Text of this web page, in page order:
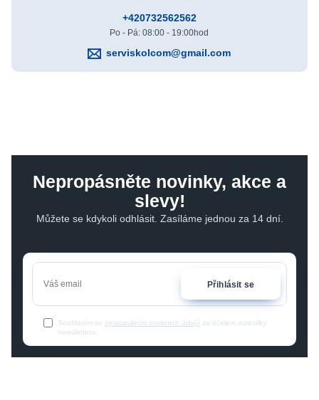
+420732562562
Po - Pá: 08:00 - 19:00hod
serviskolcom@gmail.com
Nepropásněte novinky, akce a
slevy!
Můžete se kdykoli odhlásit. Zasíláme jednou za 14 dní.
Přihlásit se
Souhlasím se zpracováním osobních údajů za účelem rozesílky
newsletteru.